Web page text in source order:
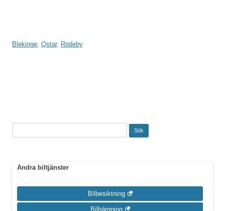
Blekinge, Qstar, Rödeby
Andra biltjänster
Bilbesiktning
Bilbärgning